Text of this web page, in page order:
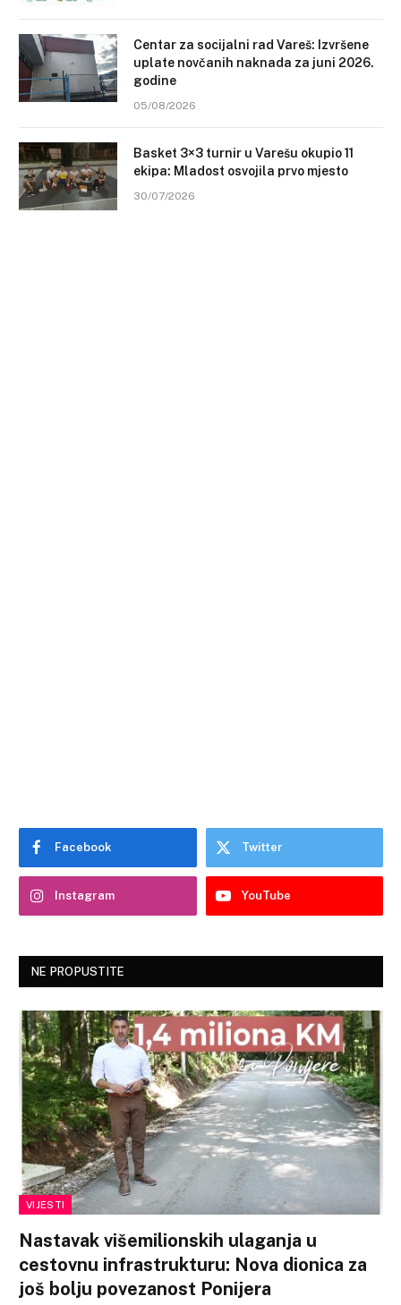
Centar za socijalni rad Vareš: Izvršene
uplate novčanih naknada za juni 2026.
godine
05/08/2026
Basket 3×3 turnir u Varešu okupio 11
ekipa: Mladost osvojila prvo mjesto
30/07/2026
Facebook Twitter
Instagram YouTube
NE PROPUSTITE
VIJESTI
Nastavak višemilionskih ulaganja u
cestovnu infrastrukturu: Nova dionica za
još bolju povezanost Ponijera